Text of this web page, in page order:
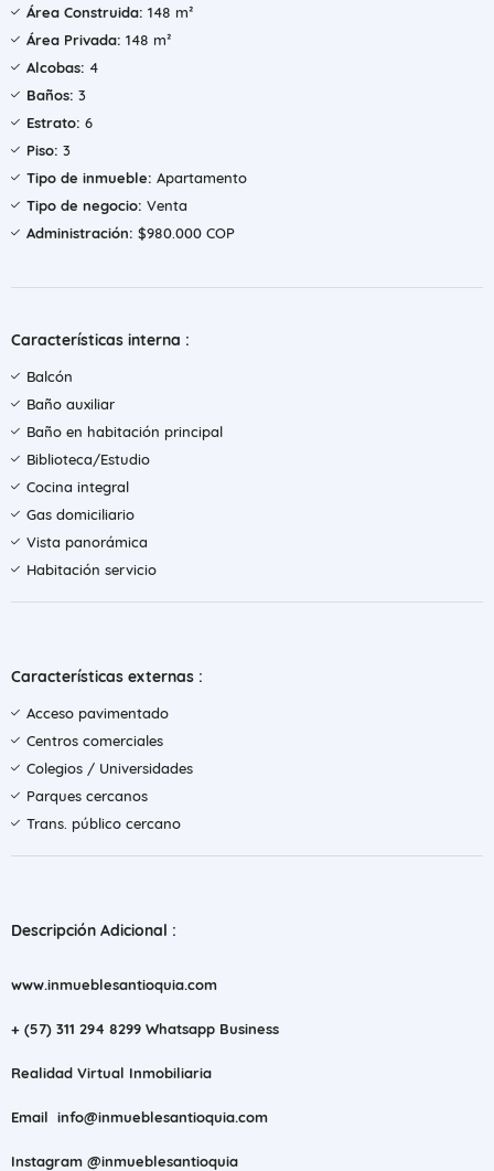
Área Construida: 148 m²
Área Privada: 148 m²
Alcobas: 4
Baños: 3
Estrato: 6
Piso: 3
Tipo de inmueble: Apartamento
Tipo de negocio: Venta
Administración: $980.000 COP
Características interna :
Balcón
Baño auxiliar
Baño en habitación principal
Biblioteca/Estudio
Cocina integral
Gas domiciliario
Vista panorámica
Habitación servicio
Características externas :
Acceso pavimentado
Centros comerciales
Colegios / Universidades
Parques cercanos
Trans. público cercano
Descripción Adicional :
www.inmueblesantioquia.com
+ (57) 311 294 8299 Whatsapp Business
Realidad Virtual Inmobiliaria
Email info@inmueblesantioquia.com
Instagram @inmueblesantioquia